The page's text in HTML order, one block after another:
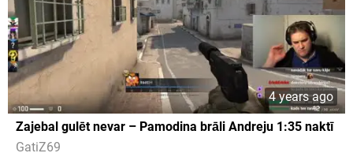
4 years ago
Zajebal gulēt nevar – Pamodina brāli Andreju 1:35 naktī
GatiZ69